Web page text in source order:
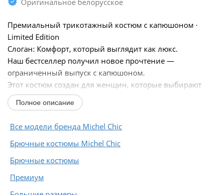
Премиальный трикотажный костюм с капюшоном ·
Limited Edition
Слоган: Комфорт, который выглядит как люкс.
Наш бестселлер получил новое прочтение —
ограниченный выпуск с капюшоном.
Этот костюм создан для женщин, которые выбирают
стиль, свободу движения и уверенность в себе — без
компромиссов...
Полное описание
Все модели бренда Michel Chic
Брючные костюмы Michel Chic
Брючные костюмы
Премиум